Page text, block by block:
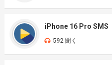
iPhone 16 Pro SMS
592 聞く